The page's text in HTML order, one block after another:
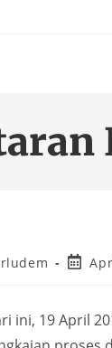
ini, 19 April